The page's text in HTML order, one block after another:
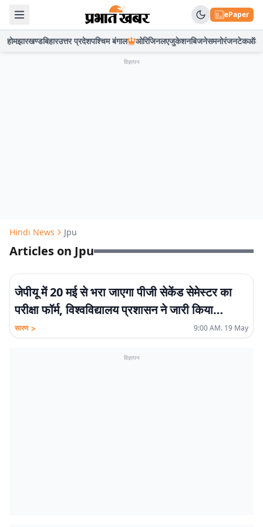
ePaper
होमझारखण्डबिहारउत्तर प्रदेशपश्चिम बंगाल ओरिजिनलएजुकेशनबिजनेसमनोरंजनटेकऑटो
विज्ञापन
Hindi News Jpu
Articles on Jpu
जेपीयू में 20 मई से भरा जाएगा पीजी सेकेंड सेमेस्टर का
परीक्षा फॉर्म, विश्वविद्यालय प्रशासन ने जारी किया
नोटिफिकेशन
सारण > 9:00 AM. 19 May
विज्ञापन